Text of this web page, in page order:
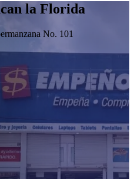
la Florida
No. 101